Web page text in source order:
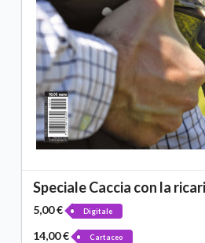
Speciale Caccia con la
5,00 € Digitale
14,00 € Cartaceo